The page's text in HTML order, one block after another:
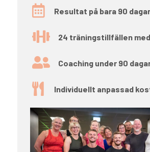
 Resultat på bara 90 dagar
 24 träningstillfällen
 Coaching under 90
 Individuellt anpassad